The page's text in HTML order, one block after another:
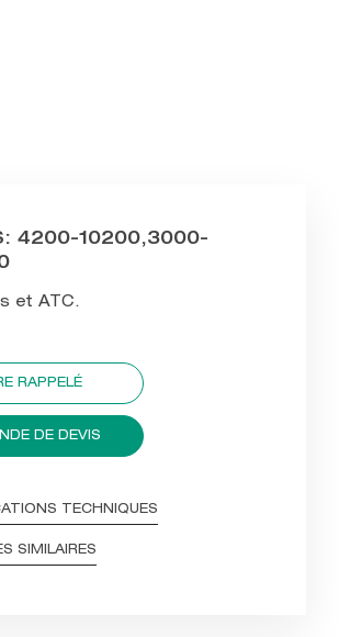
4200-10200,3000-
et ATC.
RAPPELÉ
DE DEVIS
TECHNIQUES
SIMILAIRES